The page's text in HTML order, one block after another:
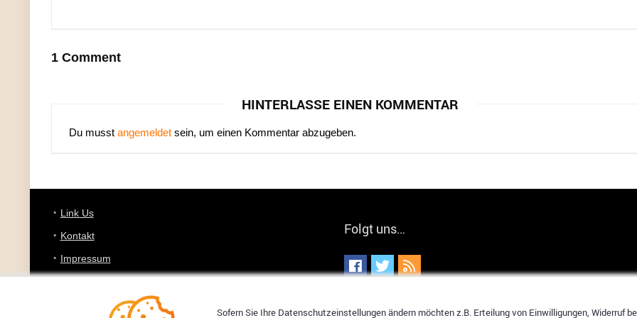
1 Comment
HINTERLASSE EINEN KOMMENTAR
Du musst angemeldet sein, um einen Kommentar abzugeben.
Link Us
Kontakt
Impressum
Folgt uns…
Sofern Sie Ihre Datenschutzeinstellungen ändern möchten z.B. Erteilung von Einwilligungen, Widerruf